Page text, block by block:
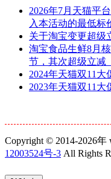
2026年7月天猫平
入本活动的最低标
关于淘宝变更超级
淘宝食品生鲜8月
节，其次超级立减
2024年天猫双11大
2023年天猫双11
Copyright © 2014-2026年
12003524号-3 All Rights